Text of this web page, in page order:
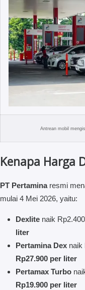
Antrean mobil
Kenapa Harga
PT Pertaminaresmi
mulai 4 Mei 2026, yaitu:
Dexlitenaik
liter
Pertamina Dexnaik
Rp27.900 per liter
Pertamax Turbo
Rp19.900 per liter